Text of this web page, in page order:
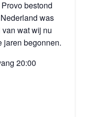
bestond
was
wat wij nu
jaren begonnen.
20:00